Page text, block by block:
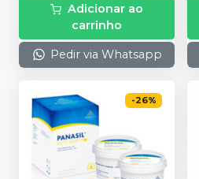
Adicionar ao
carrinho
Pedir via Whatsapp
-26%